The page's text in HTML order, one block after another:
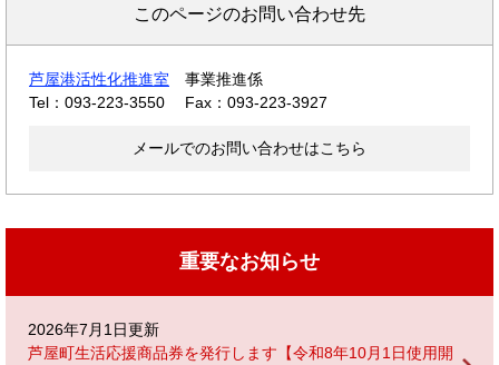
このページのお問い合わせ先
芦屋港活性化推進室
事業推進係
Tel：093-223-3550
Fax：093-223-3927
メールでのお問い合わせはこちら
重要なお知らせ
2026年7月1日更新
芦屋町生活応援商品券を発行します【令和8年10月1日使用開